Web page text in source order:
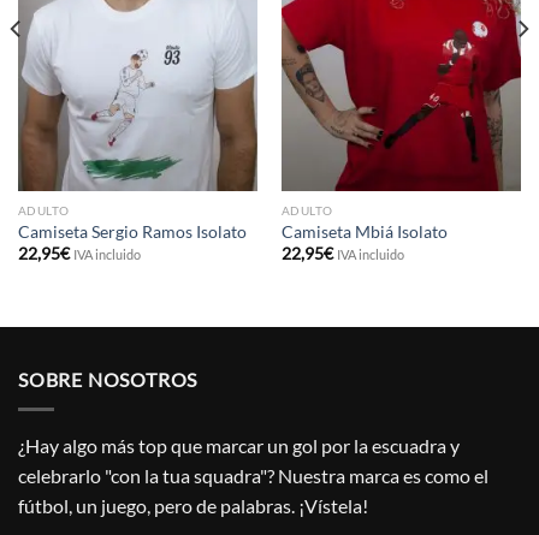
ADULTO
Camiseta Sergio Ramos Isolato
22,95€ IVA incluido
ADULTO
Camiseta Mbiá Isolato
22,95€ IVA incluido
SOBRE NOSOTROS
¿Hay algo más top que marcar un gol por la escuadra y
celebrarlo "con la tua squadra"? Nuestra marca es como el
fútbol, un juego, pero de palabras. ¡Vístela!